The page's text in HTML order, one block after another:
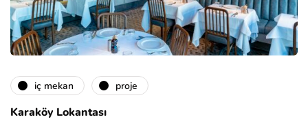
i̇ç mekan proje
Karaköy Lokantası